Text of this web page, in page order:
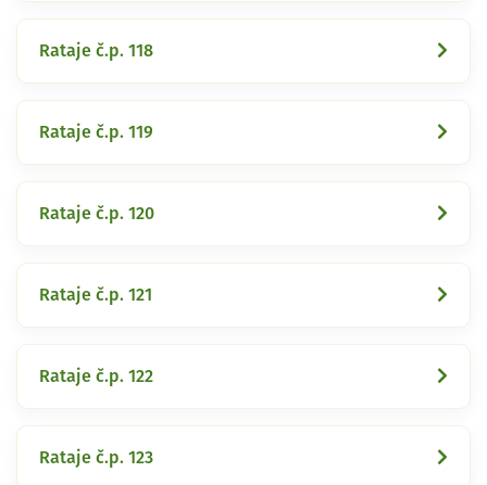
Rataje č.p. 118
Rataje č.p. 119
Rataje č.p. 120
Rataje č.p. 121
Rataje č.p. 122
Rataje č.p. 123